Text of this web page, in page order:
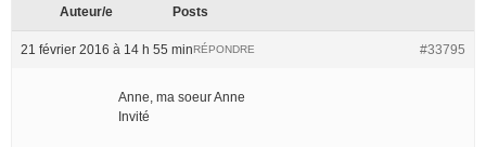
Auteur/e Posts
21 février 2016 à 14 h 55 min #33795
RÉPONDRE
Anne, ma soeur Anne
Invité